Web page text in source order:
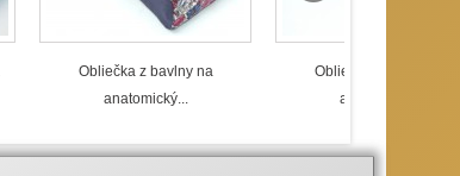
Obliečka z bavlny na
anatomický...
Obliečka z bavlny na
anatomický...